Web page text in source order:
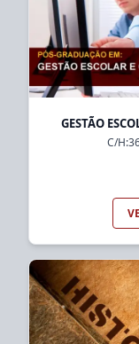
GESTÃO
C/H: